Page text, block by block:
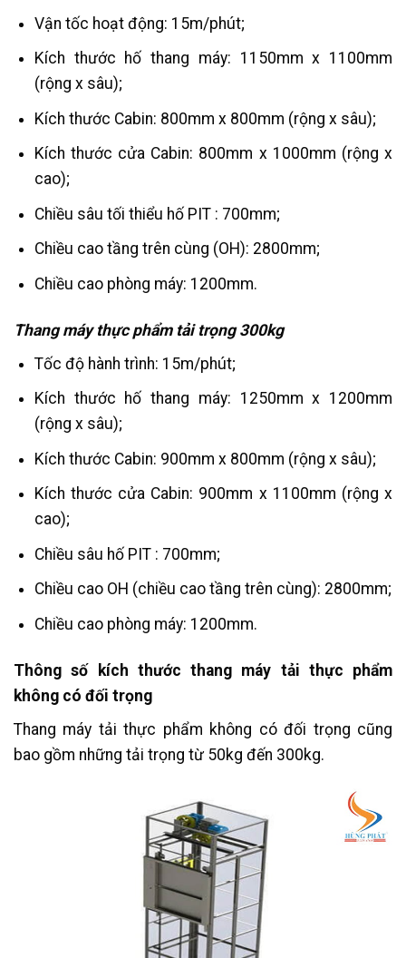
Vận tốc hoạt động: 15m/phút;
Kích thước hố thang máy: 1150mm x 1100mm
(rộng x sâu);
Kích thước Cabin: 800mm x 800mm (rộng x sâu);
Kích thước cửa Cabin: 800mm x 1000mm (rộng x
cao);
Chiều sâu tối thiểu hố PIT : 700mm;
Chiều cao tầng trên cùng (OH): 2800mm;
Chiều cao phòng máy: 1200mm.
Thang máy thực phẩm tải trọng 300kg
Tốc độ hành trình: 15m/phút;
Kích thước hố thang máy: 1250mm x 1200mm
(rộng x sâu);
Kích thước Cabin: 900mm x 800mm (rộng x sâu);
Kích thước cửa Cabin: 900mm x 1100mm (rộng x
cao);
Chiều sâu hố PIT : 700mm;
Chiều cao OH (chiều cao tầng trên cùng): 2800mm;
Chiều cao phòng máy: 1200mm.
Thông số kích thước thang máy tải thực phẩm
không có đối trọng
Thang máy tải thực phẩm không có đối trọng cũng
bao gồm những tải trọng từ 50kg đến 300kg.